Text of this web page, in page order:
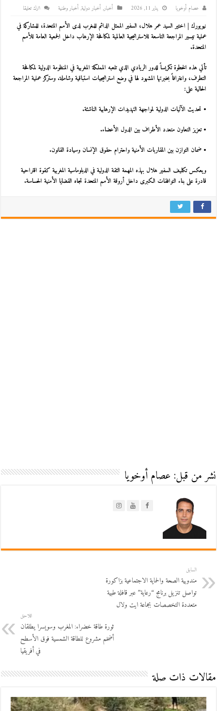
عصام أوخويا يناير 11, 2026 أخبار, أخبار دولية, أخبار وطنية اترك تعليقا
نيويورك | اختير السيد عمر هلال، السفير الممثل الدائم للمغرب لدى الأمم المتحدة، للمشاركة في
عملية تيسير المراجعة التاسعة للاستراتيجية العالمية لمكافحة الإرهاب داخل الجمعية العامة للأمم
المتحدة.
تأتي هذه الخطوة تكريساً للدور الريادي الذي تلعبه المملكة المغربية في المنظومة الدولية لمكافحة
التطرف، واعترافاً بخبرتها المشهود لها في وضع استراتيجيات استباقية وشاملة. وستركز عملية المراجعة
الحالية على:
• تحديث الآليات الدولية لمواجهة التهديدات الإرهابية الناشئة.
• تعزيز التعاون متعدد الأطراف بين الدول الأعضاء.
• ضمان التوازن بين المقاربات الأمنية واحترام حقوق الإنسان وسيادة القانون.
ويعكس تكليف السفير هلال بهذه المهمة الثقة الدولية في الدبلوماسية المغربية كقوة اقتراحية
قادرة على بناء التوافقات الكبرى داخل أروقة الأمم المتحدة تجاه القضايا الأمنية الحساسة.
نشر من قبل: عصام أوخويا
السابق
مندوبية الصحة والحماية الاجتماعية بزاكورة
تواصل تنزيل برنامج “رعاية” عبر قافلة طبية
متعددة التخصصات بجماعة ايت ولال
اللاحق
ثورة طاقة خضراء: المغرب وسويسرا يطلقان
أضخم مشروع للطاقة الشمسية فوق الأسطح
في أفريقيا
مقالات ذات صلة